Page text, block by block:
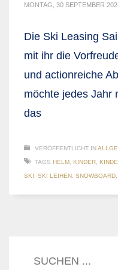
MONTAG, 30 SEPTEMBER
Die Ski Leasing
mit ihr die
und actionreiche
möchte jedes Jahr
das
VERÖFFENTLICHT IN
TAGS HELM, KINDER,
SKI, SKI LEIHEN, SNOWBOARD,